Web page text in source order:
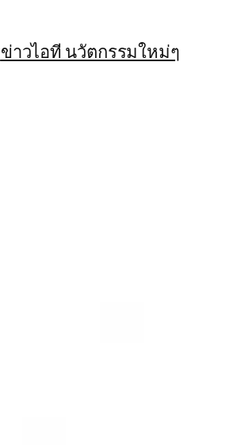
ข่าวไอที นวัตกรรมใหม่ๆ